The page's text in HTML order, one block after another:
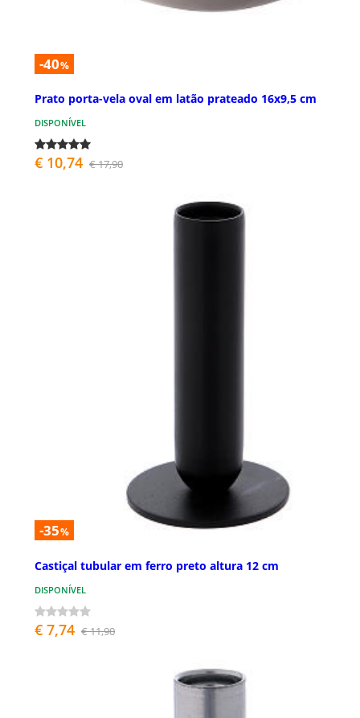
-40%
Prato porta-vela oval em latão prateado 16x9,5 cm
DISPONÍVEL
€ 10,74 € 17,90
-35%
Castiçal tubular em ferro preto altura 12 cm
DISPONÍVEL
€ 7,74 € 11,90